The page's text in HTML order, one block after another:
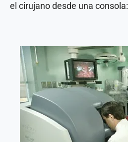
el cirujano desde una consola: